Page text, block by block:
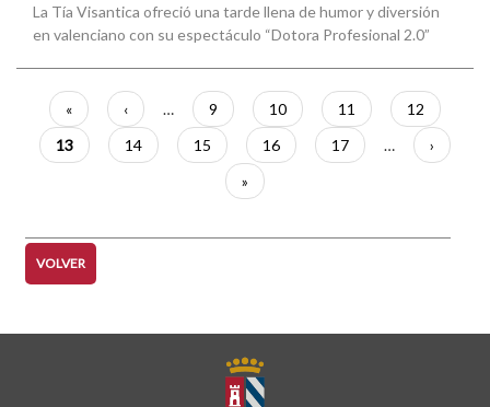
La Tía Visantica ofreció una tarde llena de humor y diversión
en valenciano con su espectáculo “Dotora Profesional 2.0”
Paginación
Primera
página
«
Página
anterior
‹ … Página
9 Página
10 Página
11 Página
12
Página
actual
13 Página
14 Página
15 Página
16 Página
17 …
página
›
Última
página
»
VOLVER